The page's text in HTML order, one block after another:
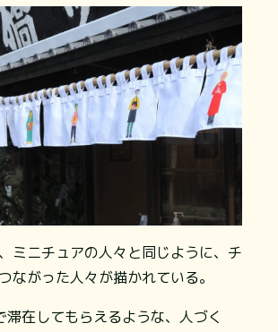
ミニチュアの人々と同じように、チ
ながった人々が描かれている。
滞在してもらえるような、人づく